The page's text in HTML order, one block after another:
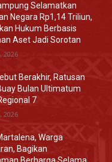
Selamatkan
Negara Rp1,14 Triliun,
Hukum Berbasis
Aset Jadi Sorotan
2026
Berakhir, Ratusan
Bulan Ultimatum
7
2026
Warga
Bagikan